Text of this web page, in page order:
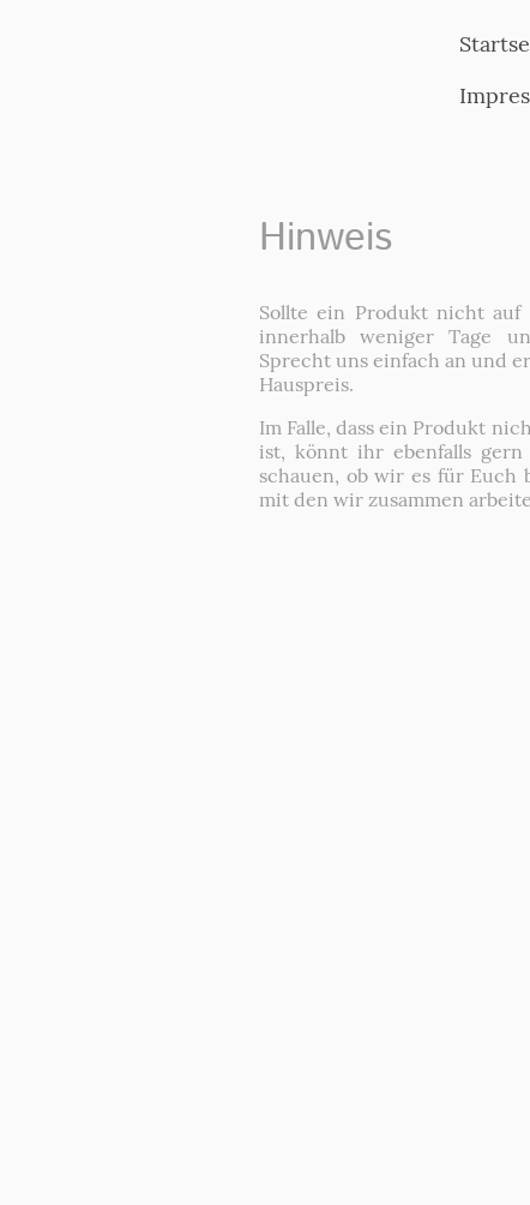
Hinweis
Sollte ein Produkt nicht auf
innerhalb weniger Tage
Sprecht uns einfach an und
Hauspreis.
Im Falle, dass ein Produkt
ist, könnt ihr ebenfalls
schauen, ob wir es für Euch
mit den wir zusammen